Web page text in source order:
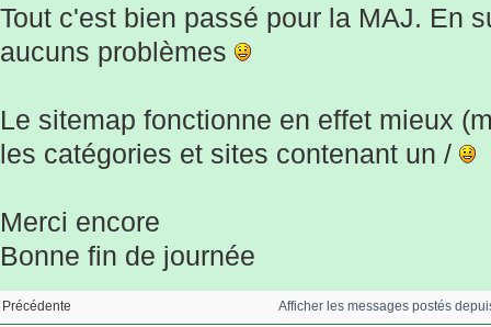
Tout c'est bien passé pour la MAJ. En
aucuns problèmes
Le sitemap fonctionne en effet mieux
les catégories et sites contenant un /
Merci encore
Bonne fin de journée
Précédente Afficher les messages postés